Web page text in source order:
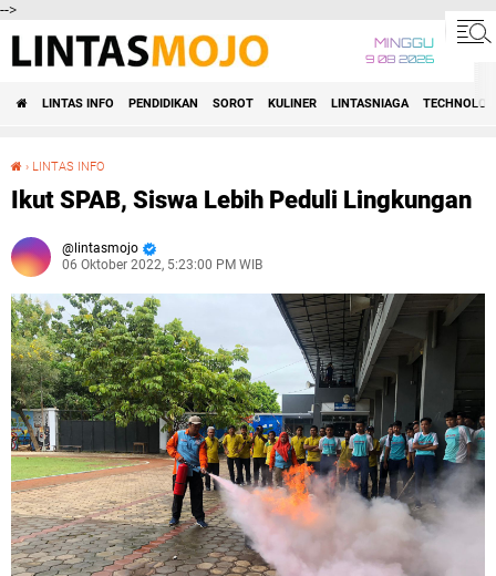
-->
MINGGU
9 08 2026
LINTAS INFO PENDIDIKAN SOROT KULINER LINTASNIAGA
› LINTAS INFO
Ikut SPAB, Siswa Lebih Peduli Lingkungan
lintasmojo
06 Oktober 2022, 5:23:00 PM WIB